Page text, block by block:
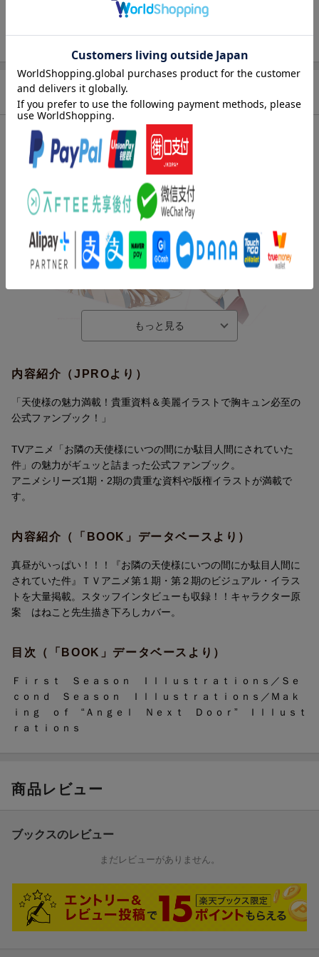
144p
商品説明
内容紹介（出版社より）
アニメ情報誌や各種イベント用に描き下ろされたイラストがもり
だくさん！
47都道府県ビジュアル企画のイラストも全点掲載！！！
「Always with you」企画用に描き下ろされた真昼も大きなサイズ
で収録。
キービジュアル、季節・星座などの企画用に描き下ろされたイラ
内容紹介（JPROより）
「天使様の魅力満載！貴重資料＆美麗イラストで胸キュン必至の
公式ファンブック！」
TVアニメ「お隣の天使様にいつの間にか駄目人間にされていた
件」の魅力がギュッと詰まった公式ファンブック。
アニメシリーズ1期・2期の貴重な資料や版権イラストが満載で
す。
内容紹介（「BOOK」データベースより）
真昼がいっぱい！！！『お隣の天使様にいつの間にか駄目人間に
されていた件』ＴＶアニメ第１期・第２期のビジュアル・イラス
トを大量掲載。スタッフインタビューも収録！！キャラクター原
案 はねこと先生描き下ろしカバー。
目次（「BOOK」データベースより）
Ｆｉｒｓｔ Ｓｅａｓｏｎ Ｉｌｌｕｓｔｒａｔｉｏｎｓ／Ｓｅ
ｃｏｎｄ Ｓｅａｓｏｎ Ｉｌｌｕｓｔｒａｔｉｏｎｓ／Ｍａｋ
ｉｎｇ ｏｆ “Ａｎｇｅｌ Ｎｅｘｔ Ｄｏｏｒ” Ｉｌｌｕｓｔ
ｒａｔｉｏｎｓ
商品レビュー
ブックスのレビュー
まだレビューがありません。